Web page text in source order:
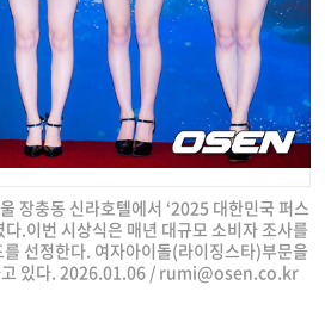
장충동 신라호텔에서 ‘2025 대한민국 퍼스
다.이번 시상식은 매년 대규모 소비자 조사를
선정한다. 여자아이돌(라이징스타)부문을
있다. 2026.01.06 / rumi@osen.co.kr